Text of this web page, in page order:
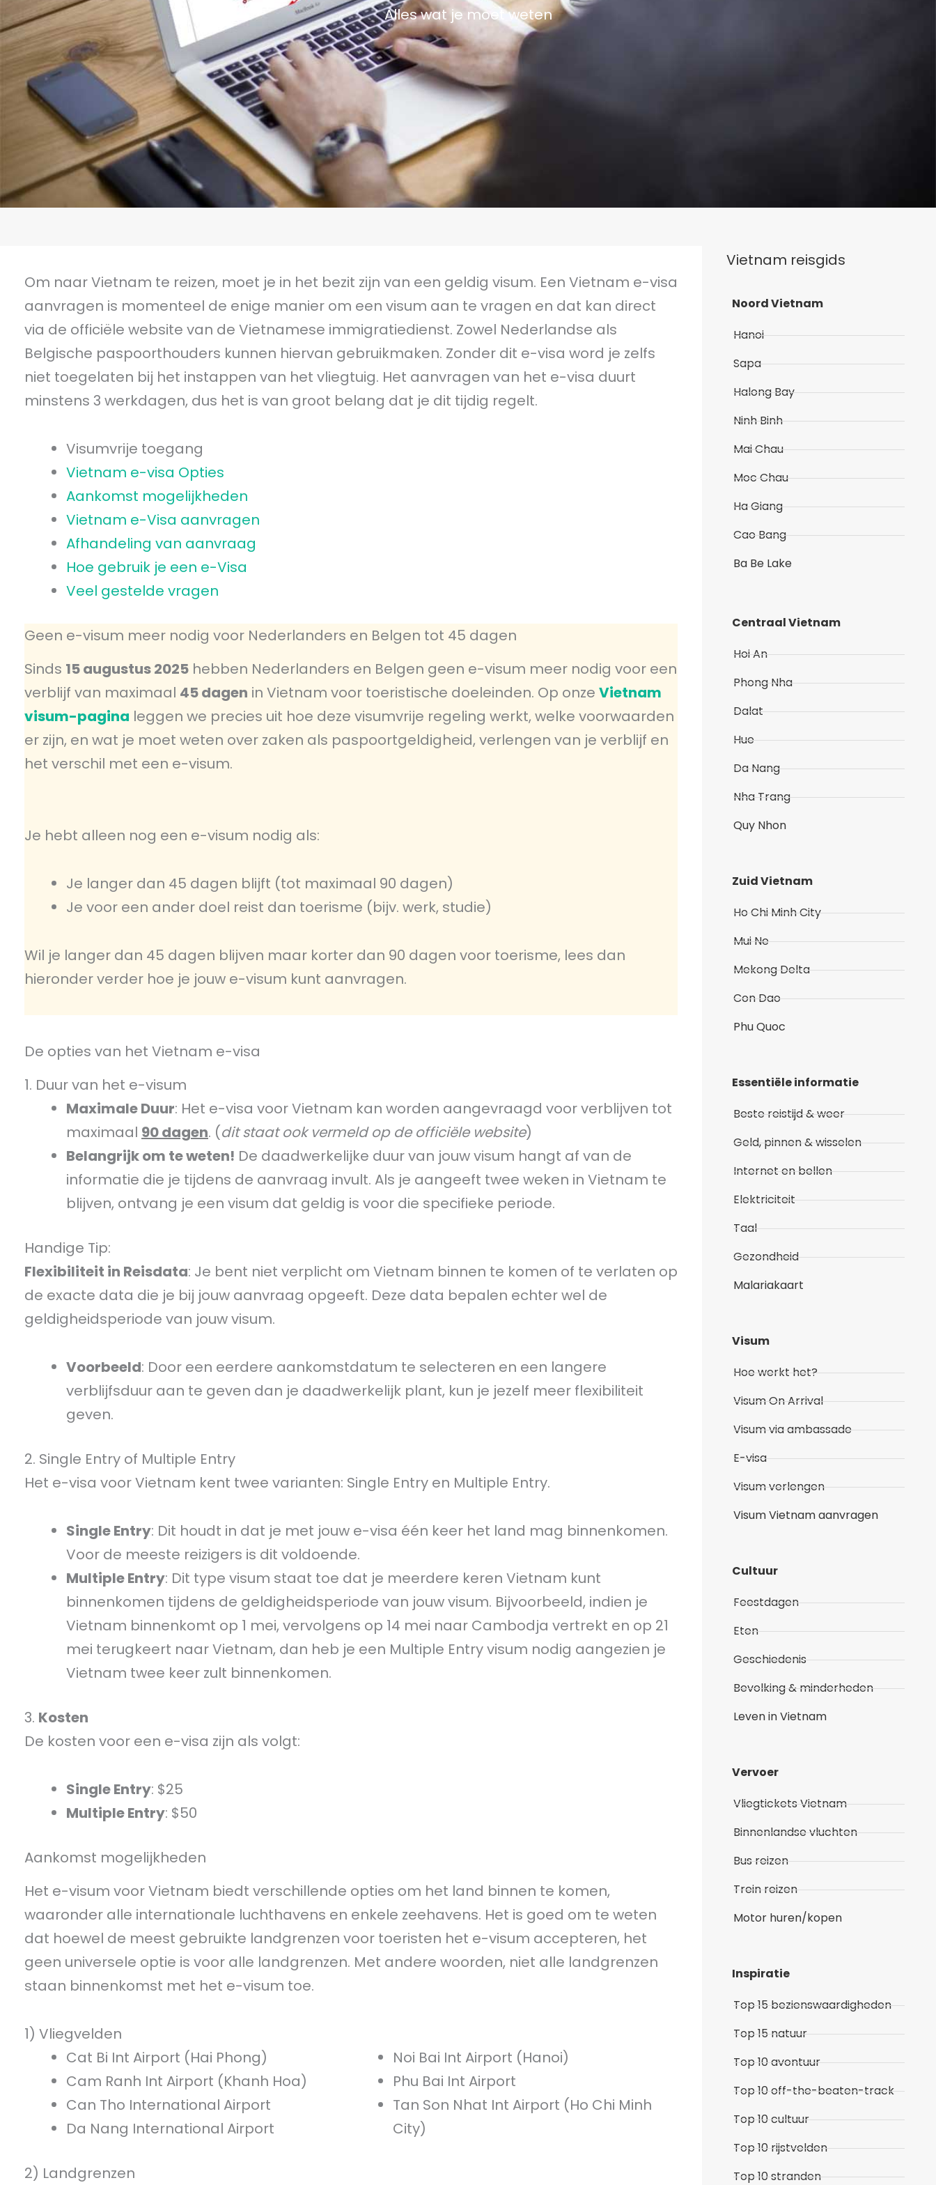
Alles wat je moet weten
Om naar Vietnam te reizen, moet je in het bezit zijn van een geldig visum. Een Vietnam e-visa
aanvragen is momenteel de enige manier om een visum aan te vragen en dat kan direct
via de officiële website van de Vietnamese immigratiedienst. Zowel Nederlandse als
Belgische paspoorthouders kunnen hiervan gebruikmaken. Zonder dit e-visa word je zelfs
niet toegelaten bij het instappen van het vliegtuig. Het aanvragen van het e-visa duurt
minstens 3 werkdagen, dus het is van groot belang dat je dit tijdig regelt.
Visumvrije toegang
Vietnam e-visa Opties
Aankomst mogelijkheden
Vietnam e-Visa aanvragen
Afhandeling van aanvraag
Hoe gebruik je een e-Visa
Veel gestelde vragen
Geen e-visum meer nodig voor Nederlanders en Belgen tot 45 dagen
Sinds 15 augustus 2025 hebben Nederlanders en Belgen geen e-visum meer nodig voor een
verblijf van maximaal 45 dagen in Vietnam voor toeristische doeleinden. Op onze Vietnam
visum-pagina leggen we precies uit hoe deze visumvrije regeling werkt, welke voorwaarden
er zijn, en wat je moet weten over zaken als paspoortgeldigheid, verlengen van je verblijf en
het verschil met een e-visum.
Je hebt alleen nog een e-visum nodig als:
Je langer dan 45 dagen blijft (tot maximaal 90 dagen)
Je voor een ander doel reist dan toerisme (bijv. werk, studie)
Wil je langer dan 45 dagen blijven maar korter dan 90 dagen voor toerisme, lees dan
hieronder verder hoe je jouw e-visum kunt aanvragen.
De opties van het Vietnam e-visa
1. Duur van het e-visum
Maximale Duur: Het e-visa voor Vietnam kan worden aangevraagd voor verblijven tot
maximaal 90 dagen. (dit staat ook vermeld op de officiële website)
Belangrijk om te weten! De daadwerkelijke duur van jouw visum hangt af van de
informatie die je tijdens de aanvraag invult. Als je aangeeft twee weken in Vietnam te
blijven, ontvang je een visum dat geldig is voor die specifieke periode.
Handige Tip:
Flexibiliteit in Reisdata: Je bent niet verplicht om Vietnam binnen te komen of te verlaten op
de exacte data die je bij jouw aanvraag opgeeft. Deze data bepalen echter wel de
geldigheidsperiode van jouw visum.
Voorbeeld: Door een eerdere aankomstdatum te selecteren en een langere
verblijfsduur aan te geven dan je daadwerkelijk plant, kun je jezelf meer flexibiliteit
geven.
2. Single Entry of Multiple Entry
Het e-visa voor Vietnam kent twee varianten: Single Entry en Multiple Entry.
Single Entry: Dit houdt in dat je met jouw e-visa één keer het land mag binnenkomen.
Voor de meeste reizigers is dit voldoende.
Multiple Entry: Dit type visum staat toe dat je meerdere keren Vietnam kunt
binnenkomen tijdens de geldigheidsperiode van jouw visum. Bijvoorbeeld, indien je
Vietnam binnenkomt op 1 mei, vervolgens op 14 mei naar Cambodja vertrekt en op 21
mei terugkeert naar Vietnam, dan heb je een Multiple Entry visum nodig aangezien je
Vietnam twee keer zult binnenkomen.
3. Kosten
De kosten voor een e-visa zijn als volgt:
Single Entry: $25
Multiple Entry: $50
Aankomst mogelijkheden
Het e-visum voor Vietnam biedt verschillende opties om het land binnen te komen,
waaronder alle internationale luchthavens en enkele zeehavens. Het is goed om te weten
dat hoewel de meest gebruikte landgrenzen voor toeristen het e-visum accepteren, het
geen universele optie is voor alle landgrenzen. Met andere woorden, niet alle landgrenzen
staan binnenkomst met het e-visum toe.
1) Vliegvelden
Cat Bi Int Airport (Hai Phong)
Cam Ranh Int Airport (Khanh Hoa)
Can Tho International Airport
Da Nang International Airport
Noi Bai Int Airport (Hanoi)
Phu Bai Int Airport
Tan Son Nhat Int Airport (Ho Chi Minh
City)
2) Landgrenzen
Vietnam reisgids
Noord Vietnam
Hanoi
Sapa
Halong Bay
Ninh Binh
Mai Chau
Moc Chau
Ha Giang
Cao Bang
Ba Be Lake
Centraal Vietnam
Hoi An
Phong Nha
Dalat
Hue
Da Nang
Nha Trang
Quy Nhon
Zuid Vietnam
Ho Chi Minh City
Mui Ne
Mekong Delta
Con Dao
Phu Quoc
Essentiële informatie
Beste reistijd & weer
Geld, pinnen & wisselen
Internet en bellen
Elektriciteit
Taal
Gezondheid
Malariakaart
Visum
Hoe werkt het?
Visum On Arrival
Visum via ambassade
E-visa
Visum verlengen
Visum Vietnam aanvragen
Cultuur
Feestdagen
Eten
Geschiedenis
Bevolking & minderheden
Leven in Vietnam
Vervoer
Vliegtickets Vietnam
Binnenlandse vluchten
Bus reizen
Trein reizen
Motor huren/kopen
Inspiratie
Top 15 bezienswaardigheden
Top 15 natuur
Top 10 avontuur
Top 10 off-the-beaten-track
Top 10 cultuur
Top 10 rijstvelden
Top 10 stranden